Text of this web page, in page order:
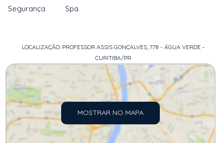
Segurança
Spa
LOCALIZAÇÃO: PROFESSOR ASSIS GONÇALVES, 778 - ÁGUA VERDE -
CURITIBA/PR
MOSTRAR NO MAPA